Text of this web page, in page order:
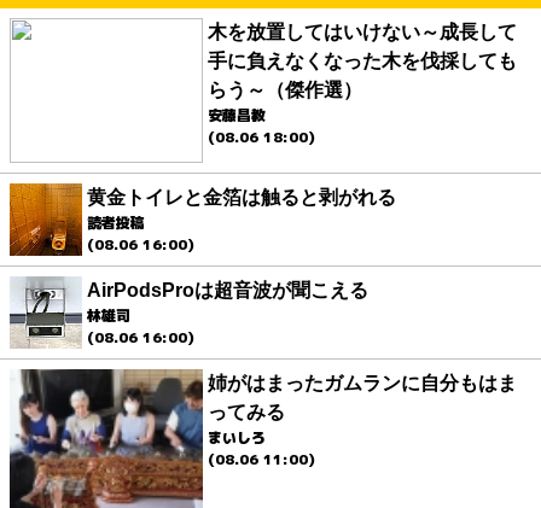
木を放置してはいけない～成長して
手に負えなくなった木を伐採しても
らう～（傑作選）
安藤昌教
(08.06 18:00)
黄金トイレと金箔は触ると剥がれる
読者投稿
(08.06 16:00)
AirPodsProは超音波が聞こえる
林雄司
(08.06 16:00)
姉がはまったガムランに自分もはま
ってみる
まいしろ
(08.06 11:00)